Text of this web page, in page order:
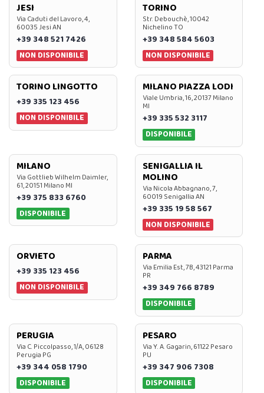
JESI
Via Caduti del Lavoro, 4,
60035 Jesi AN
+39 348 521 7426
NON DISPONIBILE
TORINO
Str. Debouchè, 10042
Nichelino TO
+39 348 584 5603
NON DISPONIBILE
TORINO LINGOTTO
+39 335 123 456
NON DISPONIBILE
MILANO PIAZZA LODI
Viale Umbria, 16, 20137 Milano
MI
+39 335 532 3117
DISPONIBILE
MILANO
Via Gottlieb Wilhelm Daimler,
61, 20151 Milano MI
+39 375 833 6760
DISPONIBILE
SENIGALLIA IL
MOLINO
Via Nicola Abbagnano, 7,
60019 Senigallia AN
+39 335 19 58 567
NON DISPONIBILE
ORVIETO
+39 335 123 456
NON DISPONIBILE
PARMA
Via Emilia Est, 7B, 43121 Parma
PR
+39 349 766 8789
DISPONIBILE
PERUGIA
Via C. Piccolpasso, 1/A, 06128
Perugia PG
+39 344 058 1790
DISPONIBILE
PESARO
Via Y. A. Gagarin, 61122 Pesaro
PU
+39 347 906 7308
DISPONIBILE